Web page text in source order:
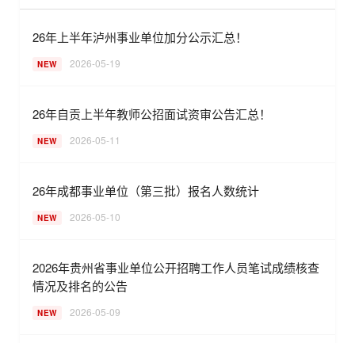
26年上半年泸州事业单位加分公示汇总！
NEW 2026-05-19
26年自贡上半年教师公招面试资审公告汇总！
NEW 2026-05-11
26年成都事业单位（第三批）报名人数统计
NEW 2026-05-10
2026年贵州省事业单位公开招聘工作人员笔试成绩核查
情况及排名的公告
NEW 2026-05-09